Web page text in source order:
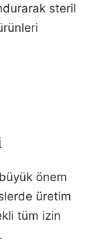
steril
önem
üretim
tüm izin